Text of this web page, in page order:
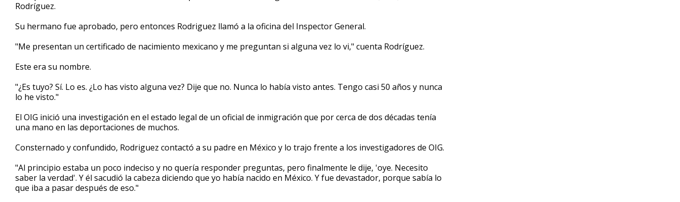
Rodríguez.
Su hermano fue aprobado, pero entonces Rodriguez llamó a la oficina del Inspector General.
"Me presentan un certificado de nacimiento mexicano y me preguntan si alguna vez lo vi," cuenta Rodríguez.
Este era su nombre.
"¿Es tuyo? Sí. Lo es. ¿Lo has visto alguna vez? Dije que no. Nunca lo había visto antes. Tengo casi 50 años y nunca
lo he visto."
El OIG inició una investigación en el estado legal de un oficial de inmigración que por cerca de dos décadas tenía
una mano en las deportaciones de muchos.
Consternado y confundido, Rodriguez contactó a su padre en México y lo trajo frente a los investigadores de OIG.
"Al principio estaba un poco indeciso y no quería responder preguntas, pero finalmente le dije, 'oye. Necesito
saber la verdad'. Y él sacudió la cabeza diciendo que yo había nacido en México. Y fue devastador, porque sabía lo
que iba a pasar después de eso."